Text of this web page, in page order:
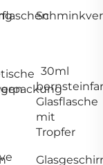
30ml
Glasflasche
mit
Tropfer
Glasgeschirr